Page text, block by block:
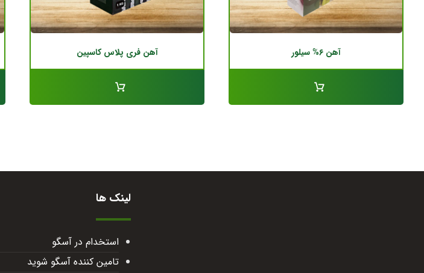
آهن ۶% سیلور آهن فری پلاس کاسپین
لینک ها
استخدام در آسگو
تامین کننده آسگو شوید